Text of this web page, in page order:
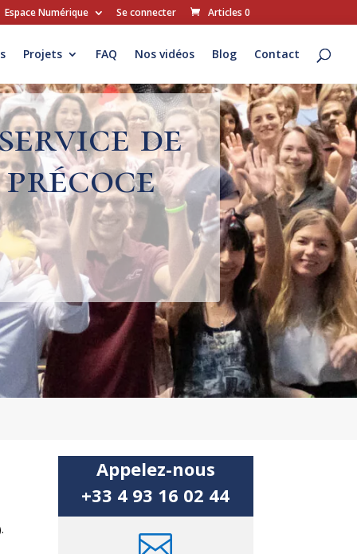
Espace Numérique Se connecter Articles 0
Projets FAQ Nos vidéos Blog Contact
de
Appelez-nous
+33 4 93 16 02 44
